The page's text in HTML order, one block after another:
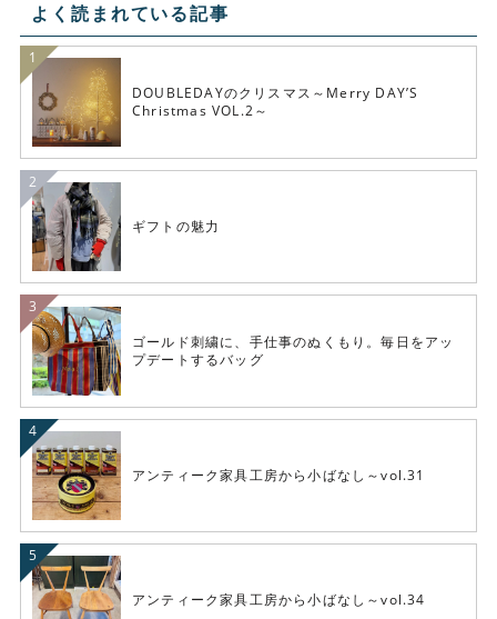
よく読まれている記事
DOUBLEDAYのクリスマス～Merry DAY’S
Christmas VOL.2～
ギフトの魅力
ゴールド刺繍に、手仕事のぬくもり。毎日をアッ
プデートするバッグ
アンティーク家具工房から小ばなし～vol.31
アンティーク家具工房から小ばなし～vol.34